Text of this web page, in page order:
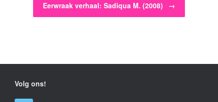
Eerwraak verhaal: Sadiqua M. (2008) →
Volg ons!